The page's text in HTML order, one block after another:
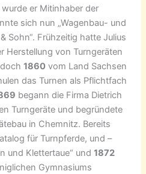
wurde er Mitinhaber der
sich nun „Wagenbau- und
Sohn“. Frühzeitig hatte Julius
Herstellung von Turngeräten
doch1860 vom Land Sachsen
das Turnen als Pflichtfach
begann die Firma Dietrich
Turngeräte und begründete
in Chemnitz. Bereits
für Turnpferde, und –
und Klettertaue“ und1872
Gymnasiums